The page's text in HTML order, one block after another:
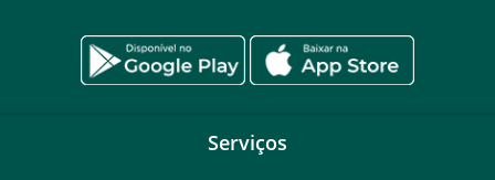
Serviços